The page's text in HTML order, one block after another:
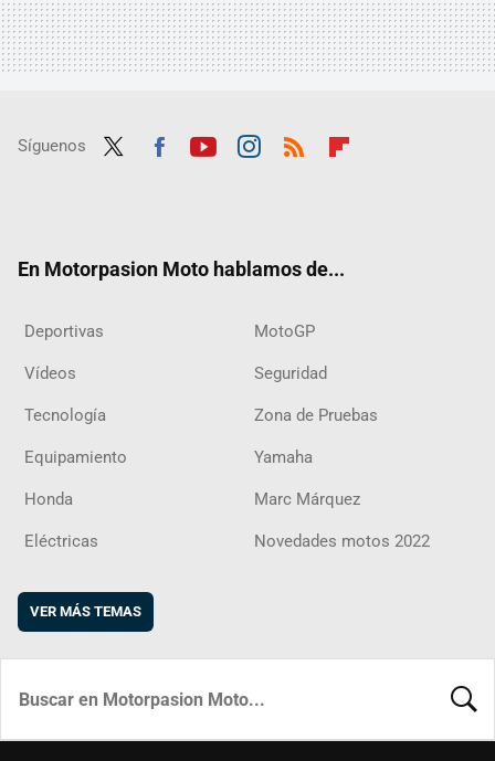
Síguenos
En Motorpasion Moto hablamos de...
Deportivas MotoGP
Vídeos Seguridad
Tecnología Zona de Pruebas
Equipamiento Yamaha
Honda Marc Márquez
Eléctricas Novedades motos 2022
VER MÁS TEMAS